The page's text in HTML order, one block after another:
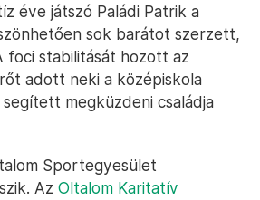
éve játszó Paládi Patrik a
sok barátot szerzett,
foci stabilitását hozott az
adott neki a középiskola
megküzdeni családja
Sportegyesület
Az Oltalom Karitatív